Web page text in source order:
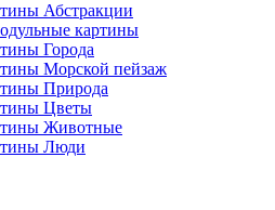
Абстракции
картины
Города
Морской пейзаж
Природа
Цветы
Животные
Люди